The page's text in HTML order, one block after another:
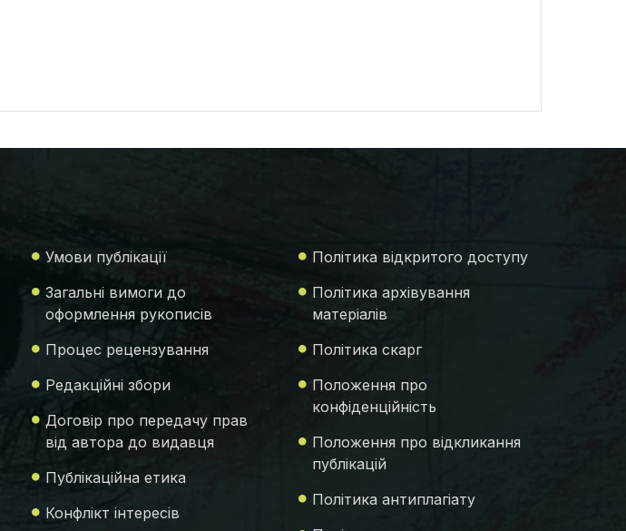
Умови публікації
Загальні вимоги до
оформлення рукописів
Процес рецензування
Редакційні збори
Договір про передачу прав
від автора до видавця
Публікаційна етика
Конфлікт інтересів
Політика відкритого доступу
Політика архівування
матеріалів
Політика скарг
Положення про
конфіденційність
Положення про відкликання
публікацій
Політика антиплагіату